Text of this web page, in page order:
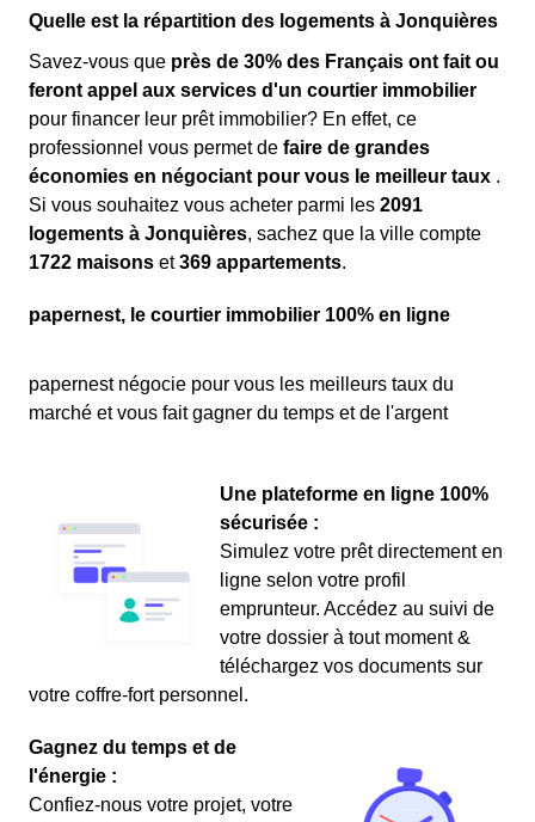
Quelle est la répartition des logements à Jonquières
Savez-vous que près de 30% des Français ont fait ou
feront appel aux services d'un courtier immobilier
pour financer leur prêt immobilier? En effet, ce
professionnel vous permet de faire de grandes
économies en négociant pour vous le meilleur taux .
Si vous souhaitez vous acheter parmi les 2091
logements à Jonquières, sachez que la ville compte
1722 maisons et369 appartements.
papernest, le courtier immobilier 100% en ligne
papernest négocie pour vous les meilleurs taux du
marché et vous fait gagner du temps et de l'argent
Une plateforme en ligne 100%
sécurisée :
Simulez votre prêt directement en
ligne selon votre profil
emprunteur. Accédez au suivi de
votre dossier à tout moment &
téléchargez vos documents sur
votre coffre-fort personnel.
Gagnez du temps et de
l'énergie :
Confiez-nous votre projet, votre